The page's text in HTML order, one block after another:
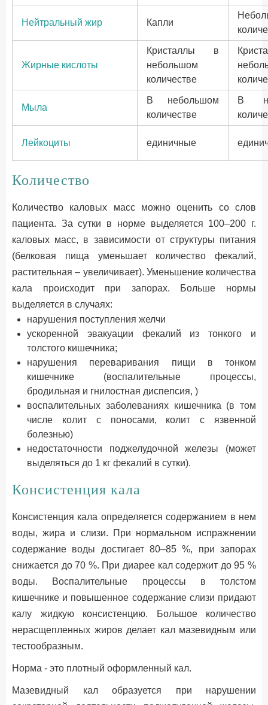
Нейтральный жир Капли
Жирные кислоты
Кристаллы в
небольшом
количестве
Мыла
В небольшом
количестве
В
Лейкоциты единичные
Количество
Количество каловых масс можно оценить со слов
пациента. За сутки в норме выделяется 100–200 г.
каловых масс, в зависимости от структуры питания
(белковая пища уменьшает количество фекалий,
растительная – увеличивает). Уменьшение количества
кала происходит при запорах. Больше нормы
выделяется в случаях:
нарушения поступления желчи
ускоренной эвакуации фекалий из тонкого и
толстого кишечника;
нарушения переваривания пищи в тонком
кишечнике (воспалительные процессы,
бродильная и гнилостная диспепсия, )
воспалительных заболеваниях кишечника (в том
числе колит с поносами, колит с язвенной
болезнью)
недостаточности поджелудочной железы (может
выделяться до 1 кг фекалий в сутки).
Консистенция кала
Консистенция кала определяется содержанием в нем
воды, жира и слизи. При нормальном испражнении
содержание воды достигает 80–85 %, при запорах
снижается до 70 %. При диарее кал содержит до 95 %
воды. Воспалительные процессы в толстом
кишечнике и повышенное содержание слизи придают
калу жидкую консистенцию. Большое количество
нерасщепленных жиров делает кал мазевидным или
тестообразным.
Норма - это плотный оформленный кал.
Мазевидный кал образуется при нарушении